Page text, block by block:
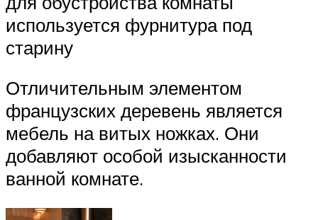
используется фурнитура под
старину
Отличительным элементом
французских деревень является
мебель на витых ножках. Они
добавляют особой изысканности
ванной комнате.